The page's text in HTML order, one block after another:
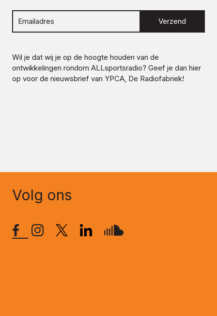
Verzend
Wil je dat wij je op de hoogte houden van de
ontwikkelingen rondom ALLsportsradio? Geef je dan hier
op voor de nieuwsbrief van YPCA, De Radiofabriek!
Volg ons